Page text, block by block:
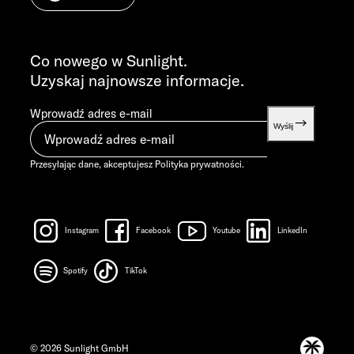
info@sunlight.de
Co nowego w Sunlight.
Uzyskaj najnowsze informacje.
Wprowadź adres e-mail
Wyślij
Przesyłając dane, akceptujesz Polityka prywatności.
Instagram Facebook Youtube LinkedIn
Spotify TikTok
© 2026 Sunlight GmbH